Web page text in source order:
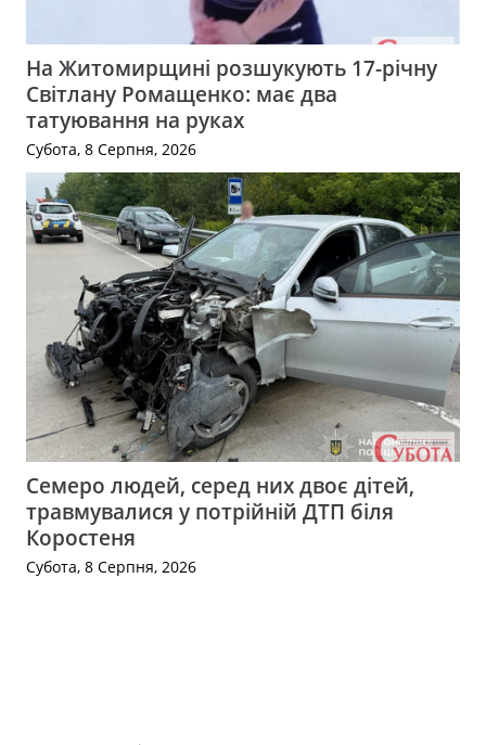
На Житомирщині розшукують 17-річну
Світлану Ромащенко: має два
татуювання на руках
Субота, 8 Серпня, 2026
Семеро людей, серед них двоє дітей,
травмувалися у потрійній ДТП біля
Коростеня
Субота, 8 Серпня, 2026